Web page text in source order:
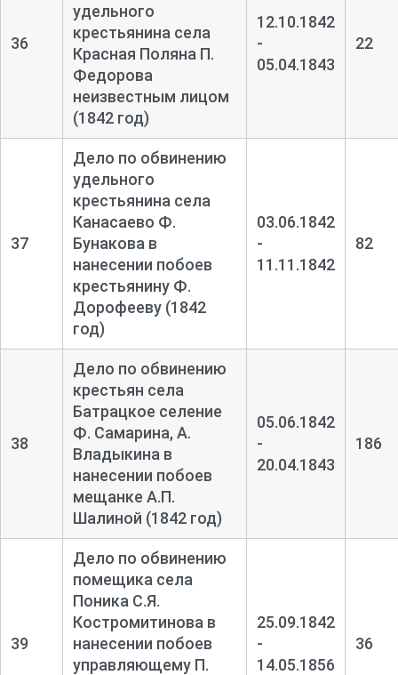
36
удельного
крестьянина села
Красная Поляна П.
Федорова
неизвестным лицом
(1842 год)
12.10.1842
-
05.04.1843
22
37
Дело по обвинению
удельного
крестьянина села
Канасаево Ф.
Бунакова в
нанесении побоев
крестьянину Ф.
Дорофееву (1842
год)
03.06.1842
-
11.11.1842
82
38
Дело по обвинению
крестьян села
Батрацкое селение
Ф. Самарина, А.
Владыкина в
нанесении побоев
мещанке А.П.
Шалиной (1842 год)
05.06.1842
-
20.04.1843
186
39
Дело по обвинению
помещика села
Поника С.Я.
Костромитинова в
нанесении побоев
управляющему П.
25.09.1842
-
14.05.1856
36